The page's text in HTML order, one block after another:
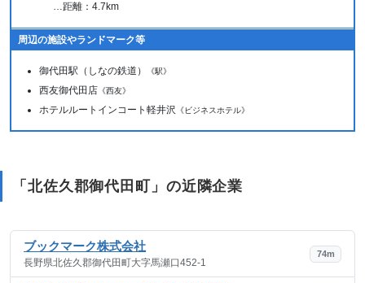
…距離：4.7km
周辺の施設やランドマーク等
御代田駅（しなの鉄道） 《駅》
西友御代田店 《西友》
ホテルルートインコート軽井沢 《ビジネスホテル》
「北佐久郡御代田町」の近隣企業
ブックマーク株式会社
長野県北佐久郡御代田町大字馬瀬口452-1
74m